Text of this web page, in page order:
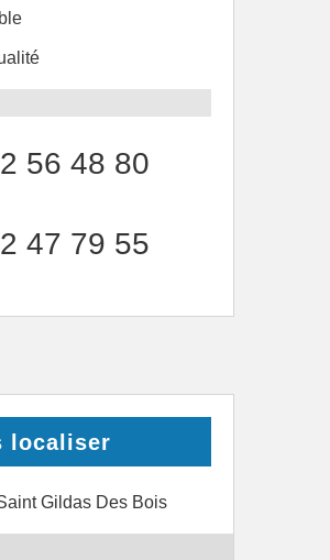
56 48 80
47 79 55
localiser
Gildas Des Bois